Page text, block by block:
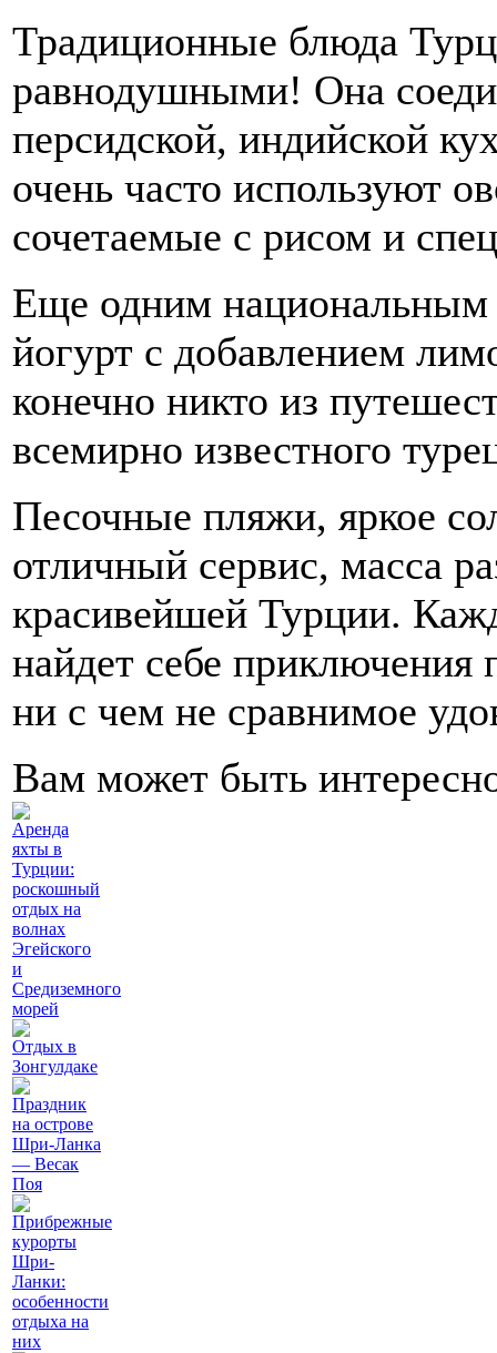
Традиционные блюда
равнодушными! Она
персидской, индийской
очень часто используют
сочетаемые с рисом и
Еще одним национальным
йогурт с добавлением
конечно никто из
всемирно известного
Песочные пляжи, яркое
отличный сервис, масса
красивейшей Турции.
найдет себе
ни с чем не сравнимое
Вам может быть
Аренда
яхты в
Турции:
роскошный
отдых на
волнах
Эгейского
и
Средиземного
морей
Отдых в
Зонгулдаке
Праздник
на острове
Шри-Ланка
— Весак
Поя
Прибрежные
курорты
Шри-
Ланки:
особенности
отдыха на
них